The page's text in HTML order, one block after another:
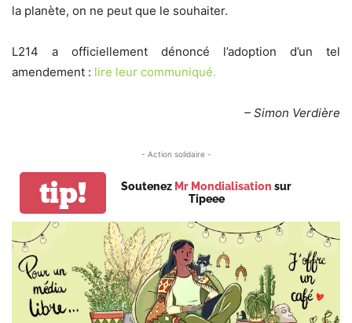
la planète, on ne peut que le souhaiter.
L214 a officiellement dénoncé l’adoption d’un tel
amendement : lire leur communiqué.
– Simon Verdière
- Action solidaire -
tip! Soutenez Mr Mondialisation sur
Tipeee